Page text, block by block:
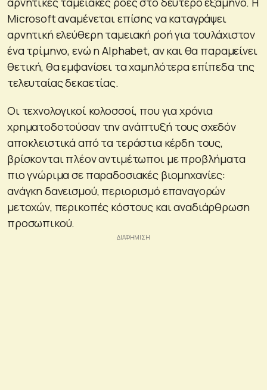
Microsoft αναμένεται επίσης να καταγράψει
αρνητική ελεύθερη ταμειακή ροή για τουλάχιστον
ένα τρίμηνο, ενώ η Alphabet, αν και θα παραμείνει
θετική, θα εμφανίσει τα χαμηλότερα επίπεδα της
τελευταίας δεκαετίας.
Οι τεχνολογικοί κολοσσοί, που για χρόνια
χρηματοδοτούσαν την ανάπτυξή τους σχεδόν
αποκλειστικά από τα τεράστια κέρδη τους,
βρίσκονται πλέον αντιμέτωποι με προβλήματα
πιο γνώριμα σε παραδοσιακές βιομηχανίες:
ανάγκη δανεισμού, περιορισμό επαναγορών
μετοχών, περικοπές κόστους και αναδιάρθρωση
προσωπικού.